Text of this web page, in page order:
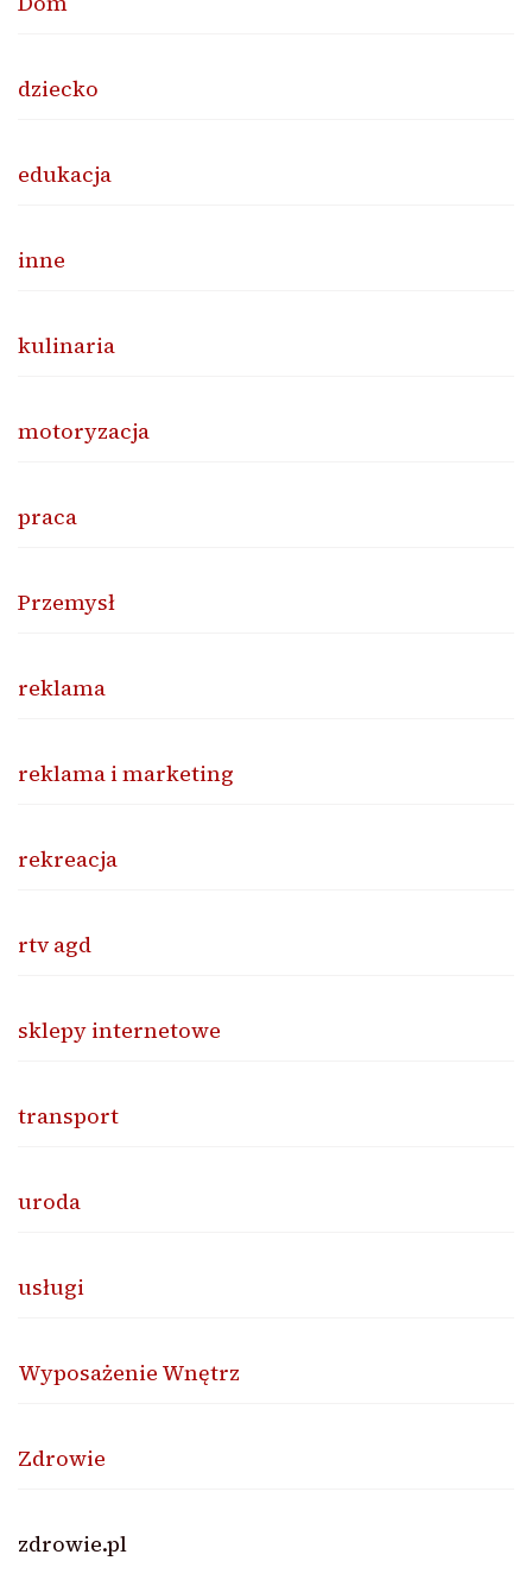
dziecko
edukacja
inne
kulinaria
motoryzacja
praca
Przemysł
reklama
reklama i marketing
rekreacja
rtv agd
sklepy internetowe
transport
uroda
usługi
Wyposażenie Wnętrz
Zdrowie
zdrowie.pl